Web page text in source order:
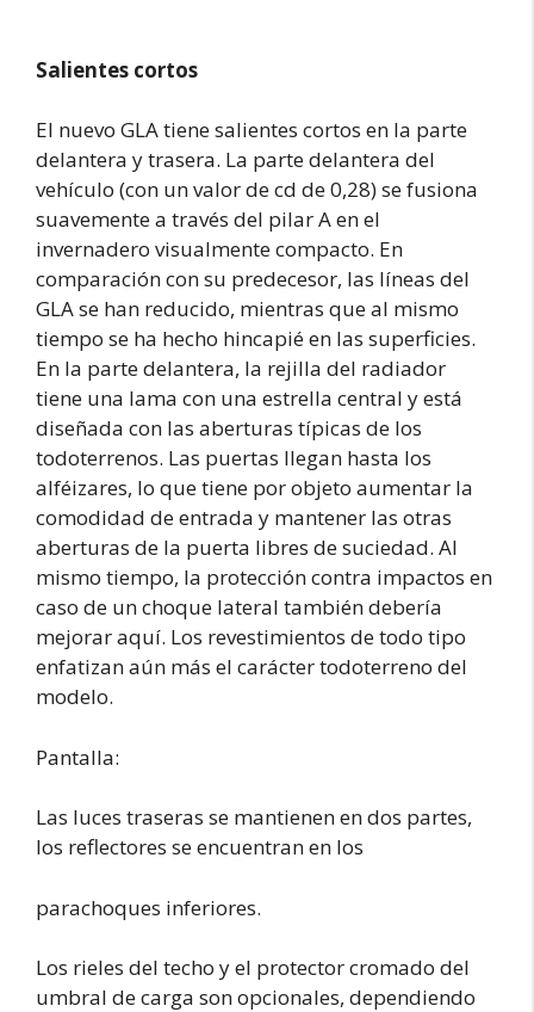
Salientes cortos
El nuevo GLA tiene salientes cortos en la parte
delantera y trasera. La parte delantera del
vehículo (con un valor de cd de 0,28) se fusiona
suavemente a través del pilar A en el
invernadero visualmente compacto. En
comparación con su predecesor, las líneas del
GLA se han reducido, mientras que al mismo
tiempo se ha hecho hincapié en las superficies.
En la parte delantera, la rejilla del radiador
tiene una lama con una estrella central y está
diseñada con las aberturas típicas de los
todoterrenos. Las puertas llegan hasta los
alféizares, lo que tiene por objeto aumentar la
comodidad de entrada y mantener las otras
aberturas de la puerta libres de suciedad. Al
mismo tiempo, la protección contra impactos en
caso de un choque lateral también debería
mejorar aquí. Los revestimientos de todo tipo
enfatizan aún más el carácter todoterreno del
modelo.
Pantalla:
Las luces traseras se mantienen en dos partes,
los reflectores se encuentran en los
parachoques inferiores.
Los rieles del techo y el protector cromado del
umbral de carga son opcionales, dependiendo